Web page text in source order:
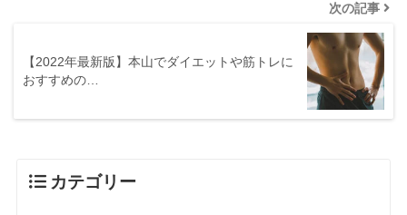
次の記事
【2022年最新版】本山でダイエットや筋トレに
おすすめの…
カテゴリー